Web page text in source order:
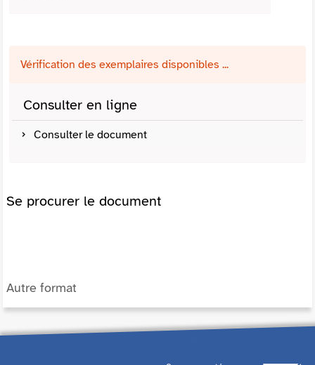
Vérification des exemplaires disponibles ...
Consulter en ligne
Consulter le document
Se procurer le document
Autre format